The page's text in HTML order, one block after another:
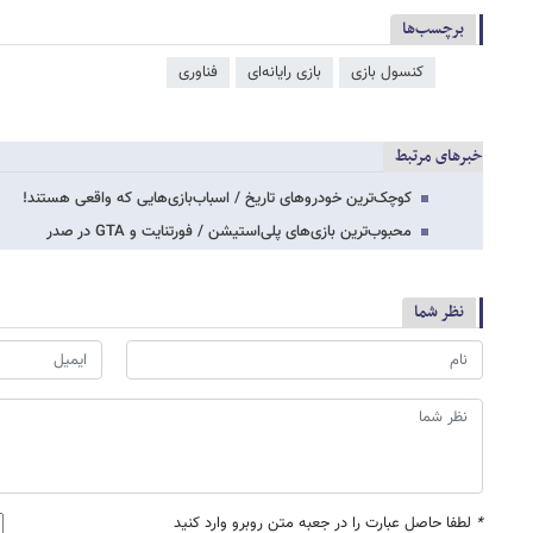
برچسب‌ها
کنسول بازی بازی رایانه‌ای فناوری
خبرهای مرتبط
کوچک‌ترین خودروهای تاریخ / اسباب‌بازی‌هایی که واقعی هستند!
محبوب‌ترین بازی‌های پلی‌استیشن / فورتنایت و GTA در صدر
نظر شما
* لطفا حاصل عبارت را در جعبه متن روبرو وارد کنید